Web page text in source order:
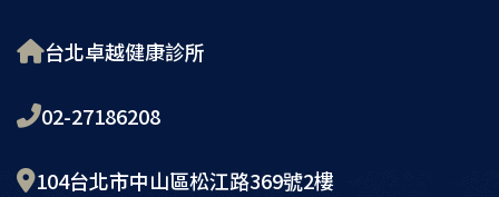
台北卓越健康診所
02-27186208
104台北市中山區松江路369號2樓